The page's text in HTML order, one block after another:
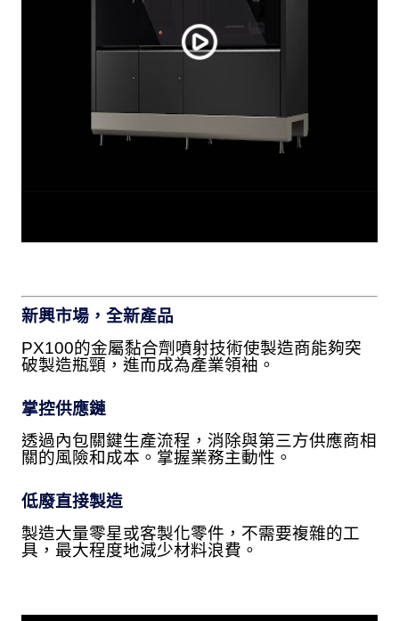
新興市場，全新產品
PX100的金屬黏合劑噴射技術使製造商能夠突
破製造瓶頸，進而成為產業領袖。
掌控供應鏈
透過內包關鍵生產流程，消除與第三方供應商相
關的風險和成本。掌握業務主動性。
低廢直接製造
製造大量零星或客製化零件，不需要複雜的工
具，最大程度地減少材料浪費。